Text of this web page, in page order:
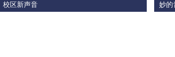
校区新声音
妙的